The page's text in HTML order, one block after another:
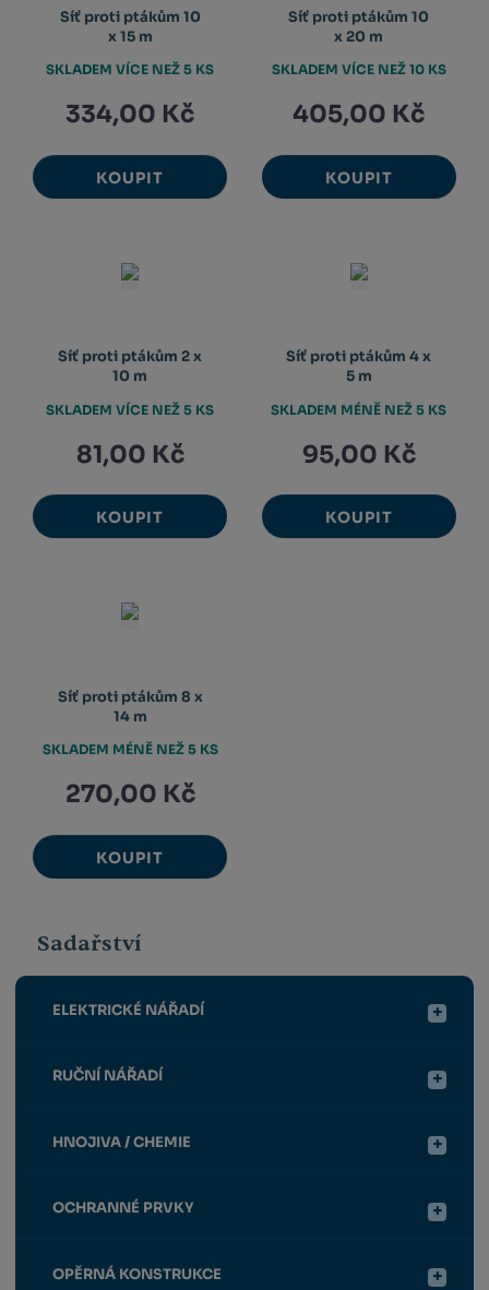
Síť proti ptákům 10
x 15 m
334,00 Kč
KOUPIT
SKLADEM VÍCE NEŽ 5 KS
Síť proti ptákům 10
x 20 m
405,00 Kč
KOUPIT
SKLADEM VÍCE NEŽ 10 KS
Síť proti ptákům 2 x
10 m
81,00 Kč
KOUPIT
SKLADEM VÍCE NEŽ 5 KS
Síť proti ptákům 4 x
5 m
95,00 Kč
KOUPIT
SKLADEM MÉNĚ NEŽ 5 KS
Síť proti ptákům 8 x
14 m
270,00 Kč
KOUPIT
SKLADEM MÉNĚ NEŽ 5 KS
Sadařství
ELEKTRICKÉ NÁŘADÍ
RUČNÍ NÁŘADÍ
HNOJIVA / CHEMIE
OCHRANNÉ PRVKY
OPĚRNÁ KONSTRUKCE